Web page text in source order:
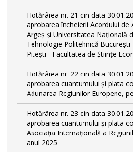
Hotărârea nr. 21 din data
aprobarea încheierii Acordului de
Argeș și Universitatea Națională
Tehnologie Politehnică București
Pitești - Facultatea de Științe
Hotărârea nr. 22 din data
aprobarea cuantumului și plata
Adunarea Regiunilor Europene,
Hotărârea nr. 23 din data
aprobarea cuantumului și plata
Asociația Internațională a
anul 2025